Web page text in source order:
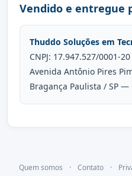
Vendido e entregue
Thuddo Soluções em
CNPJ: 17.947.527/0001-20
Avenida Antônio Pires
Bragança Paulista / SP —
Quem somos · Contato ·